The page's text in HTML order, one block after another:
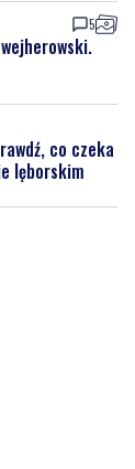
5
co czeka
lęborskim